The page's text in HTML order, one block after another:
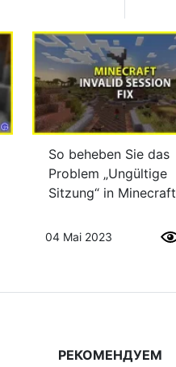
So beheben Sie das
Problem „Ungültige
Sitzung“ in Minecraft
04 Mai 2023
РЕКОМЕНДУЕМ